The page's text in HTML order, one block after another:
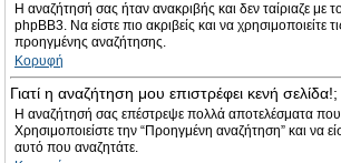
Η αναζήτησή σας ήταν ανακριβής και δεν ταίριαζε με
phpBB3. Να είστε πιο ακριβείς και να χρησιμοποιείτε
προηγμένης αναζήτησης.
Κορυφή
Γιατί η αναζήτηση μου επιστρέφει κενή σελίδα!;
Η αναζήτησή σας επέστρεψε πολλά αποτελέσματα
Χρησιμοποιείστε την “Προηγμένη αναζήτηση” και να
αυτό που αναζητάτε.